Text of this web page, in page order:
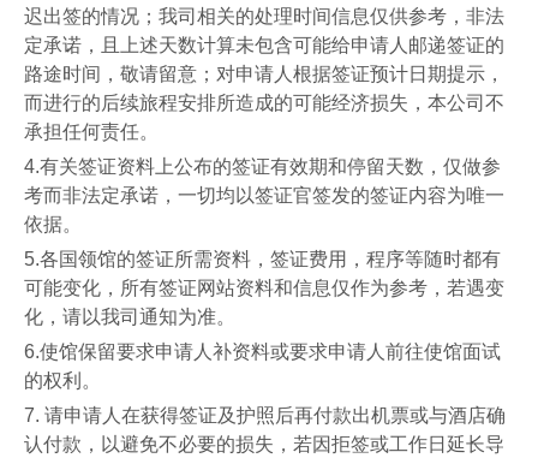
迟出签的情况；我司相关的处理时间信息仅供参考，非法
定承诺，且上述天数计算未包含可能给申请人邮递签证的
路途时间，敬请留意；对申请人根据签证预计日期提示，
而进行的后续旅程安排所造成的可能经济损失，本公司不
承担任何责任。
4.有关签证资料上公布的签证有效期和停留天数，仅做参
考而非法定承诺，一切均以签证官签发的签证内容为唯一
依据。
5.各国领馆的签证所需资料，签证费用，程序等随时都有
可能变化，所有签证网站资料和信息仅作为参考，若遇变
化，请以我司通知为准。
6.使馆保留要求申请人补资料或要求申请人前往使馆面试
的权利。
7. 请申请人在获得签证及护照后再付款出机票或与酒店确
认付款，以避免不必要的损失，若因拒签或工作日延长导